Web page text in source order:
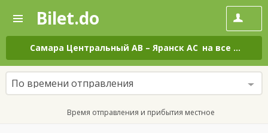
—
Поиск
и
покупка
билетов
на
автобус
онлайн
Bilet.do
Самара Центральный АВ – Яранск АС на все дни
По времени отправления
Время отправления и прибытия местное